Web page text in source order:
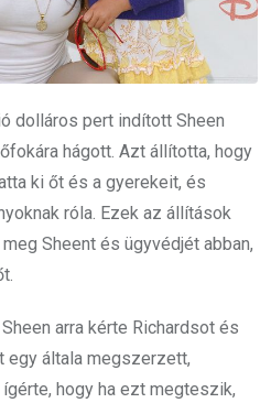
dolláros pert indított Sheen
hágott. Azt állította, hogy
ki őt és a gyerekeit, és
róla. Ezek az állítások
Sheent és ügyvédjét abban,
arra kérte Richardsot és
egy általa megszerzett,
hogy ha ezt megteszik,